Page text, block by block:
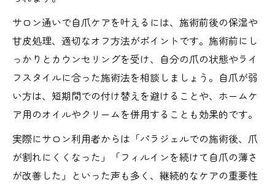
サロン通いで自爪ケアを叶えるには、施術前後の保湿や
甘皮処理、適切なオフ方法がポイントです。施術前にし
っかりとカウンセリングを受け、自分の爪の状態やライ
フスタイルに合った施術法を相談しましょう。自爪が弱
い方は、短期間での付け替えを避けることや、ホームケ
ア用のオイルやクリームを併用することも効果的です。
実際にサロン利用者からは「パラジェルでの施術後、爪
が割れにくくなった」「フィルインを続けて自爪の薄さ
が改善した」といった声も多く、継続的なケアの重要性